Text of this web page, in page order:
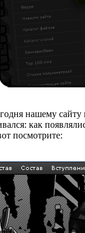
нашему сайту
как
посмотрите: